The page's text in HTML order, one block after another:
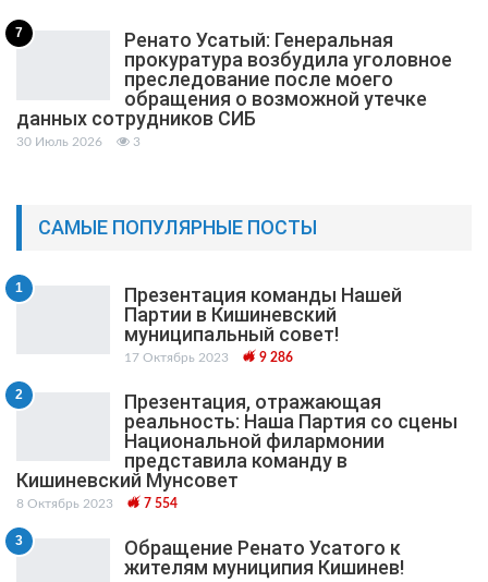
7
Ренато Усатый: Генеральная
прокуратура возбудила уголовное
преследование после моего
обращения о возможной утечке
данных сотрудников СИБ
30 Июль 2026 3
САМЫЕ ПОПУЛЯРНЫЕ ПОСТЫ
1
Презентация команды Нашей
Партии в Кишиневский
муниципальный cовет!
17 Октябрь 2023 9 286
2
Презентация, отражающая
реальность: Наша Партия со сцены
Национальной филармонии
представила команду в
Кишиневский Мунсовет
8 Октябрь 2023 7 554
3
Обращение Ренато Усатого к
жителям муниципия Кишинев!